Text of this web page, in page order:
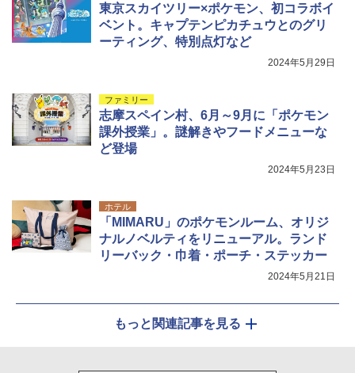
東京スカイツリー×ポケモン、初コラボイ
ベント。キャプテンピカチュウとのグリ
ーティング、特別点灯など
2024年5月29日
ファミリー
志摩スペイン村、6月～9月に「ポケモン
課外授業」。謎解きやフードメニューな
ど登場
2024年5月23日
ホテル
「MIMARU」のポケモンルーム、オリジ
ナルノベルティをリニューアル。ランド
リーバック・巾着・ポーチ・ステッカー
2024年5月21日
もっと関連記事を見る